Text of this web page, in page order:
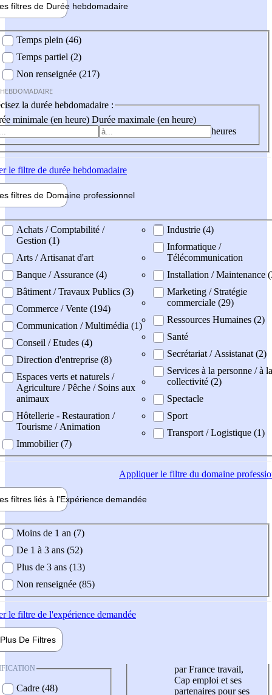
filtres de Durée hebdomadaire
Temps plein (46)
Temps partiel (2)
Non renseignée (217)
la durée hebdomadaire :
minimale (en heure) Durée maximale (en heure)
heures
le filtre de durée hebdomadaire
filtres de Domaine professionnel
professionel
Achats / Comptabilité /
Gestion (1)
Arts / Artisanat d'art
Banque / Assurance (4)
Bâtiment / Travaux Publics (3)
Commerce / Vente (194)
Communication / Multimédia (1)
Conseil / Etudes (4)
Direction d'entreprise (8)
Espaces verts et naturels /
Agriculture / Pêche / Soins aux
animaux
Hôtellerie - Restauration /
Tourisme / Animation
Immobilier (7)
Industrie (4)
Informatique /
Télécommunication
Installation / Maintenance
Marketing / Stratégie
commerciale (29)
Ressources Humaines (2)
Santé
Secrétariat / Assistanat (2)
Services à la personne / à la
collectivité (2)
Spectacle
Sport
Transport / Logistique (1)
Appliquerle filtre du domaine
filtres liés à l'Expérience demandée
demandée
Moins de 1 an (7)
De 1 à 3 ans (52)
Plus de 3 ans (13)
Non renseignée (85)
le filtre de l'expérience demandée
Plus De Filtres
Cadre (48)
par France travail,
Cap emploi et ses
partenaires pour ses